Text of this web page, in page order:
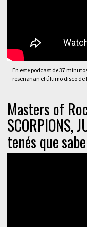
En este podcast de 37
reseñanan el último disco de
Masters of
SCORPIONS,
tenés que